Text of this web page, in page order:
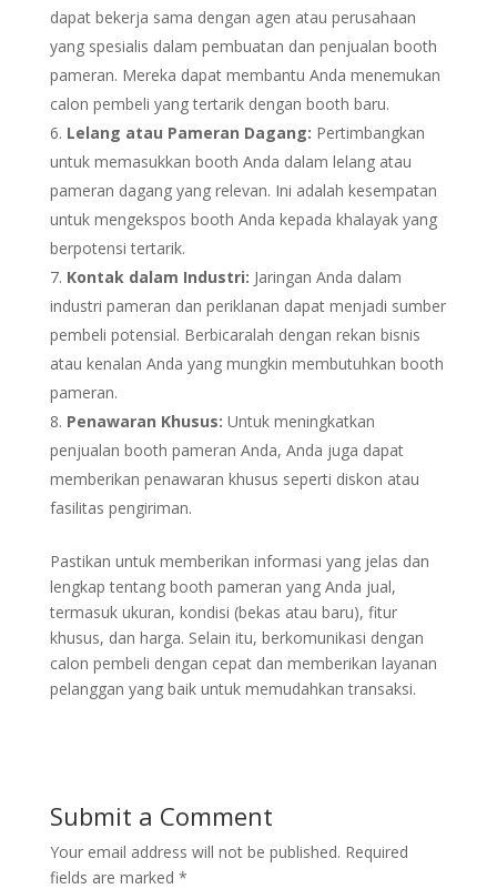
dapat bekerja sama dengan agen atau perusahaan
yang spesialis dalam pembuatan dan penjualan booth
pameran. Mereka dapat membantu Anda menemukan
calon pembeli yang tertarik dengan booth baru.
Lelang atau Pameran Dagang: Pertimbangkan
untuk memasukkan booth Anda dalam lelang atau
pameran dagang yang relevan. Ini adalah kesempatan
untuk mengekspos booth Anda kepada khalayak yang
berpotensi tertarik.
Kontak dalam Industri: Jaringan Anda dalam
industri pameran dan periklanan dapat menjadi sumber
pembeli potensial. Berbicaralah dengan rekan bisnis
atau kenalan Anda yang mungkin membutuhkan booth
pameran.
Penawaran Khusus: Untuk meningkatkan
penjualan booth pameran Anda, Anda juga dapat
memberikan penawaran khusus seperti diskon atau
fasilitas pengiriman.
Pastikan untuk memberikan informasi yang jelas dan
lengkap tentang booth pameran yang Anda jual,
termasuk ukuran, kondisi (bekas atau baru), fitur
khusus, dan harga. Selain itu, berkomunikasi dengan
calon pembeli dengan cepat dan memberikan layanan
pelanggan yang baik untuk memudahkan transaksi.
Submit a Comment
Your email address will not be published. Required
fields are marked *